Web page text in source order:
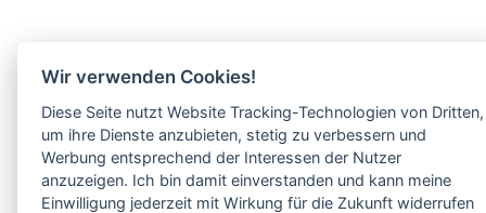
Wir verwenden Cookies!
Diese Seite nutzt Website Tracking-Technologien von Dritten,
um ihre Dienste anzubieten, stetig zu verbessern und
Werbung entsprechend der Interessen der Nutzer
anzuzeigen. Ich bin damit einverstanden und kann meine
Einwilligung jederzeit mit Wirkung für die Zukunft widerrufen